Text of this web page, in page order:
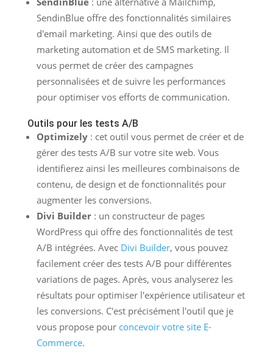
SendinBlue offre des fonctionnalités similaires
d'email marketing. Ainsi que des outils de
marketing automation et de SMS marketing. Il
vous permet de créer des campagnes
personnalisées et de suivre les performances
pour optimiser vos efforts de communication.
Outils pour les tests A/B
Optimizely : cet outil vous permet de créer et de
gérer des tests A/B sur votre site web. Vous
identifierez ainsi les meilleures combinaisons de
contenu, de design et de fonctionnalités pour
augmenter les conversions.
Divi Builder: un constructeur de pages
WordPress qui offre des fonctionnalités de test
A/B intégrées. Avec Divi Builder, vous pouvez
facilement créer des tests A/B pour différentes
variations de pages. Après, vous analyserez les
résultats pour optimiser l'expérience utilisateur et
les conversions. C'est précisément l'outil que je
vous propose pour concevoir votre site E-
Commerce.